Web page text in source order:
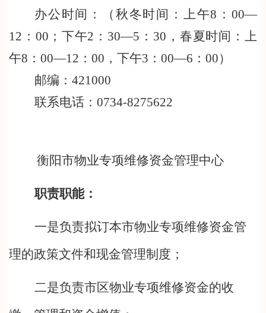
办公时间：（秋冬时间：上午8：00—
12：00；下午2：30—5：30，春夏时间：上
午8：00—12：00，下午3：00—6：00）
邮编：421000
联系电话：0734-8275622
衡阳市物业专项维修资金管理中心
职责职能：
一是负责拟订本市物业专项维修资金管
理的政策文件和现金管理制度；
二是负责市区物业专项维修资金的收